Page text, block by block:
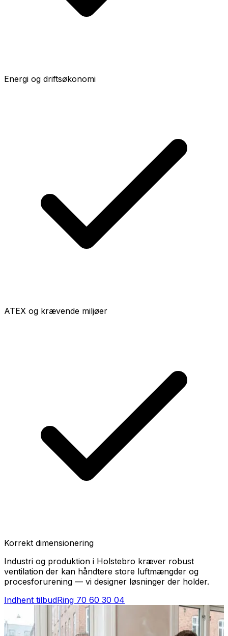
Energi og driftsøkonomi
ATEX og krævende miljøer
Korrekt dimensionering
Industri og produktion i Holstebro kræver robust
ventilation der kan håndtere store luftmængder og
procesforurening — vi designer løsninger der holder.
Indhent tilbudRing 70 60 30 04